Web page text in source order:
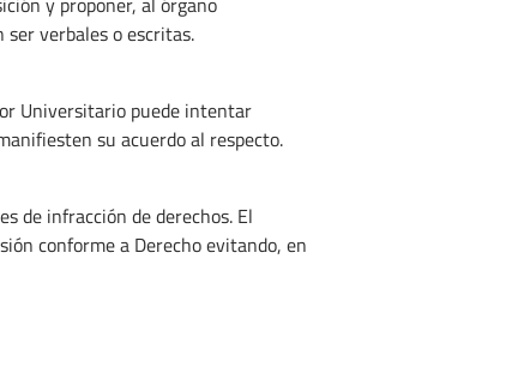
verbales o escritas.
Universitario puede intentar
su acuerdo al respecto.
de infracción de derechos. El
conforme a Derecho evitando, en